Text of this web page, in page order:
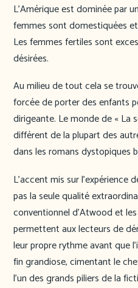
L’Amérique est dominée par
femmes sont domestiquées
Les femmes fertiles sont
désirées.
Au milieu de tout cela se
forcée de porter des enfants
dirigeante. Le monde de « La
différent de la plupart des
dans les romans dystopiques
L’accent mis sur l’expérience
pas la seule qualité
conventionnel d’Atwood et
permettent aux lecteurs de
leur propre rythme avant que
fin grandiose, cimentant le
l’un des grands piliers de la